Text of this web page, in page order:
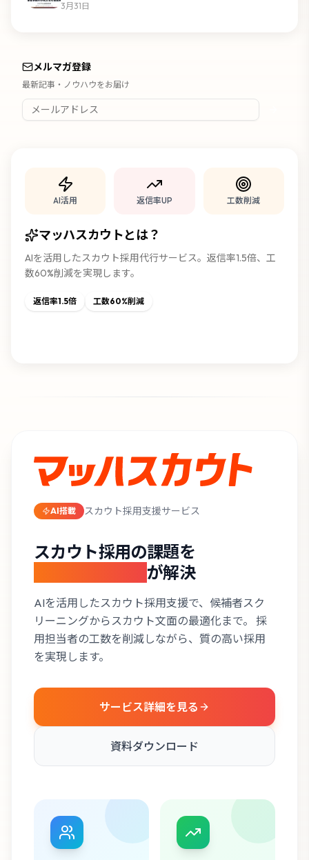
3月31日
メルマガ登録
最新記事・ノウハウをお届け
AI活用 返信率UP 工数削減
マッハスカウトとは？
AIを活用したスカウト採用代行サービス。返信率1.5倍、工
数60%削減を実現します。
返信率1.5倍 工数60%削減
AI搭載 スカウト採用支援サービス
スカウト採用の課題を
が解決
AIを活用したスカウト採用支援で、候補者スク
リーニングからスカウト文面の最適化まで。 採
用担当者の工数を削減しながら、質の高い採用
を実現します。
サービス詳細を見る
資料ダウンロード